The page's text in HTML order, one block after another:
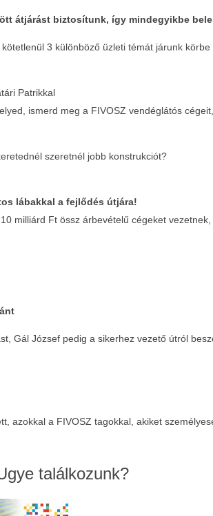
átjárást biztosítunk, így mindegyikbe
3 különböző üzleti témát járunk körbe
Patrikkal
ismerd meg a FIVOSZ vendéglátós
szeretnél jobb konstrukciót?
lábakkal a fejlődés útjára!
milliárd Ft össz árbevételű cégeket
Gál József pedig a sikerhez vezető útról
azokkal a FIVOSZ tagokkal, akiket
találkozunk?